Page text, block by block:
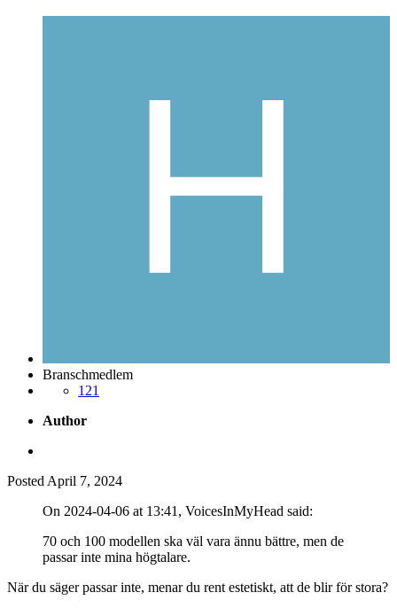
Branschmedlem
121
Author
Posted April 7, 2024
On 2024-04-06 at 13:41, VoicesInMyH ea d said:
70 och 100 modellen ska väl vara ännu bättre, men de
passar inte mina högtalare.
När du säger passar inte, menar du rent estetiskt, att de blir för stora?